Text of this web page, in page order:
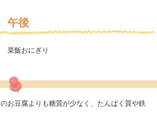
午後
菜飯おにぎり
お豆腐よりも糖質が少なく、たんぱく質や鉄